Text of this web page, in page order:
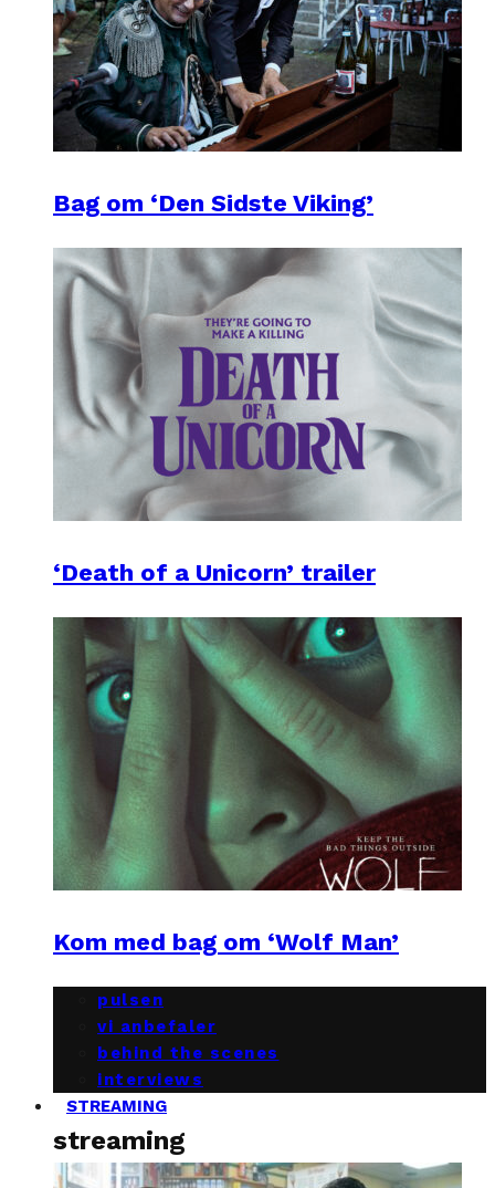
Bag om ‘Den Sidste Viking’
‘Death of a Unicorn’ trailer
Kom med bag om ‘Wolf Man’
pulsen
vi anbefaler
behind the scenes
interviews
STREAMING
streaming